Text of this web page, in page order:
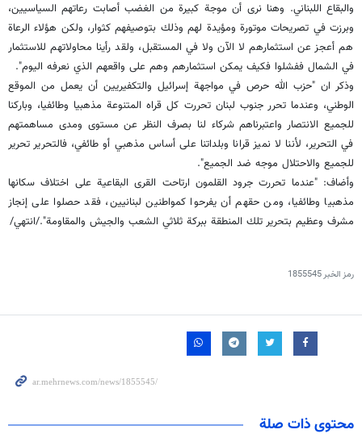
والبقاع اللبناني. وهنا نرى أن موجة كبيرة من الغضب أصابت رعاتهم السياسيين،
وبرزت في تصريحات موتورة ومؤيدة لهم وذلك بتوصيفهم كثوار، ولكن هؤلاء الرعاة
هم أعجز عن استثمارهم لا الآن ولا في المستقبل، ولقد رأينا محاولاتهم للاستثمار
في الشمال ففشلوا فكيف يمكن استثمارهم وهم على واقعهم الذي نعرفه اليوم".
وذكر ان "حزب الله حرص في مواجهة إسرائيل والتكفيريين أن يعمل من الموقع
الوطني، وعندما تحرر جنوب لبنان تحررت كل قراه المتنوعة مذهبيا وطائفيا، وباركنا
للجميع الانتصار واعتبرناهم شركاء لنا بصرف النظر عن مستوى ومدى مساهمتهم
في التحرير، لأننا لا نميز قرانا وبلداتنا على أساس مذهبي أو طائفي، فالتحرير تحرير
للجميع والاحتلال موجه ضد الجميع".
وأضاف: "عندما تحررت جرود القلمون ارتاحت القرى البقاعية على اختلاف سكانها
مذهبيا وطائفيا، ومن حقهم أن يفرحوا كمواطنين لبنانيين، فقد حصلوا على إنجاز
مشرف وعظيم بتحرير تلك المنطقة ببركة ثلاثي الشعب والجيش والمقاومة"./انتهي/
رمز الخبر1855545
محتوى ذات صلة